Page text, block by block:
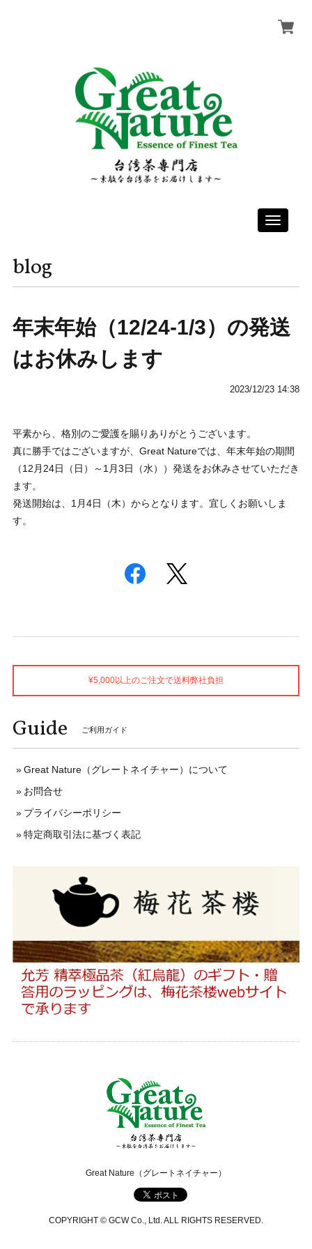
Toggle
blog
年末年始（12/24-1/3）の発送
はお休みします
2023/12/23 14:38
平素から、格別のご愛護を賜りありがとうございます。
真に勝手ではございますが、 Great Natureでは、年末年始の期間
（12月24日（日）～1月3日（水））発送をお休みさせていただき
ます。
発送開始は、1月4日（木）からとなります。宜しくお願いしま
す。
¥5,000以上のご注文で送料弊社負担
Guide ご利用ガイド
Great Nature（グレートネイチャー）について
お問合せ
プライバシーポリシー
特定商取引法に基づく表記
Great Nature（グレートネイチャー）
COPYRIGHT © GCW Co., Ltd. ALL RIGHTS RESERVED.